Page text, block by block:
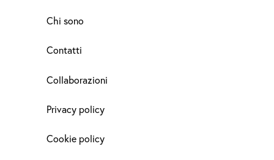
Chi sono
Contatti
Collaborazioni
Privacy policy
Cookie policy